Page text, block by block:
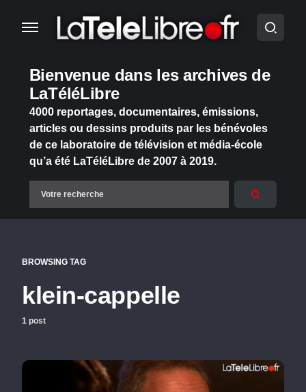
Bienvenue dans les archives de
LaTéléLibre
4000 reportages, documentaires, émissions,
articles ou dessins produits par les bénévoles
de ce laboratoire de télévision et média-école
qu’a été LaTéléLibre de 2007 à 2019.
BROWSING TAG
klein-cappelle
1 post